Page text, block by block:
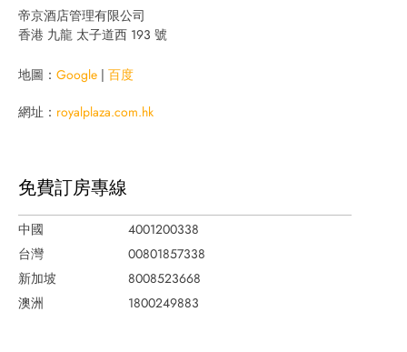
帝京酒店管理有限公司
香港 九龍 太子道西 193 號
地圖： Google 百度
網址： royalplaza.com.hk
免費訂房專線
中國
4001200338
台灣
00801857338
新加坡
8008523668
澳洲
1800249883